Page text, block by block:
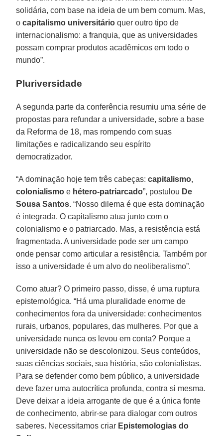
solidária, com base na ideia de um bem comum. Mas,
ocapitalismo universitário quer outro tipo de
internacionalismo: a franquia, que as universidades
possam comprar produtos acadêmicos em todo o
mundo”.
Pluriversidade
A segunda parte da conferência resumiu uma série de
propostas para refundar a universidade, sobre a base
da Reforma de 18, mas rompendo com suas
limitações e radicalizando seu espírito
democratizador.
“A dominação hoje tem três cabeças:capitalismo,
colonialismo e hétero-patriarcado”, postulou De
Sousa Santos. “Nosso dilema é que esta dominação
é integrada. O capitalismo atua junto com o
colonialismo e o patriarcado. Mas, a resistência está
fragmentada. A universidade pode ser um campo
onde pensar como articular a resistência. Também por
isso a universidade é um alvo do neoliberalismo”.
Como atuar? O primeiro passo, disse, é uma ruptura
epistemológica. “Há uma pluralidade enorme de
conhecimentos fora da universidade: conhecimentos
rurais, urbanos, populares, das mulheres. Por que a
universidade nunca os levou em conta? Porque a
universidade não se descolonizou. Seus conteúdos,
suas ciências sociais, sua história, são colonialistas.
Para se defender como bem público, a universidade
deve fazer uma autocrítica profunda, contra si mesma.
Deve deixar a ideia arrogante de que é a única fonte
de conhecimento, abrir-se para dialogar com outros
saberes. Necessitamos criar Epistemologias do